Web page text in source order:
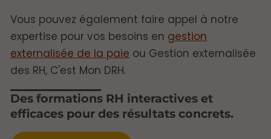
Vous pouvez également faire appel à notre
expertise pour vos besoins en gestion
externalisée de la paie ou Gestion externalisée
des RH, C'est Mon DRH.
Des formations RH interactives et
efficaces pour des résultats concrets.